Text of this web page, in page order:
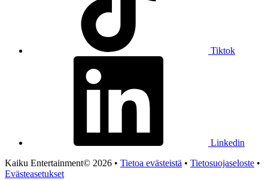
Tiktok
Linkedin
Kaiku Entertainment© 2026 • Tietoa evästeistä • Tietosuojaseloste •
Evästeasetukset